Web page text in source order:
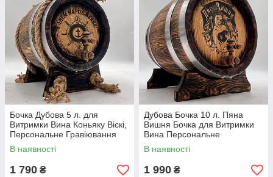
Бочка Дубова 5 л. для
Витримки Вина Коньяку Віскі,
Персональне Гравіювання
для Чоловіка Подарунок
Батьку
В наявності
1 790 ₴
Дубова Бочка 10 л. Пяна
Вишня Бочка для Витримки
Вина Персональне
Гравіювання Подарунок
Нареченому
В наявності
1 990 ₴